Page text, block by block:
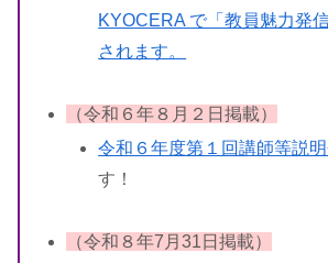
KYOCERA で「教員魅力発
されます。
（令和６年８月２日掲載）
令和６年度第１回講師等説
す！
（令和８年7月31日掲載）